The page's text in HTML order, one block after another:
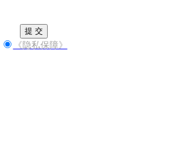
提 交
《隐私保障》